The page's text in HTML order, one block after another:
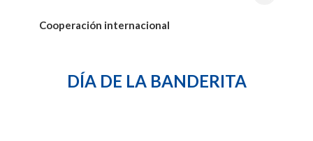
Cooperación internacional
DÍA DE LA BANDERITA